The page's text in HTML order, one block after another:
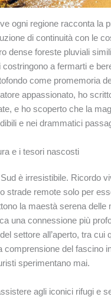
ogni regione racconta la
di continuità con le
dense foreste pluviali
a fermarti e
come promemoria
appassionato, ho
e ho scoperto che la
e nei drammatici
e i tesori nascosti
è irresistibile. Ricordo
strade remote solo per
la maestà serena delle
una connessione più
settore all’aperto, tra cui
comprensione del fascino
sperimentano mai.
agli iconici rifugi e